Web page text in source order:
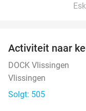
Activiteit naar
DOCK Vlissingen
Vlissingen
Solgt: 505